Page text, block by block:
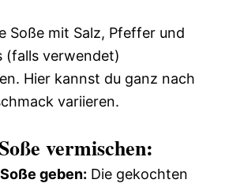
Soße mit Salz, Pfeffer und
(falls verwendet)
Hier kannst du ganz nach
variieren.
vermischen:
geben: Die gekochten